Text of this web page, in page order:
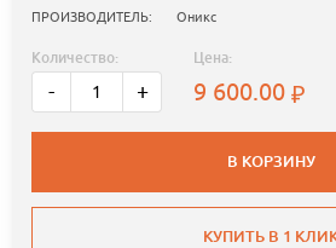
ПРОИЗВОДИТЕЛЬ: Оникс
Количество:
- +
Цена:
9 600.00
В КОРЗИНУ
КУПИТЬ В 1